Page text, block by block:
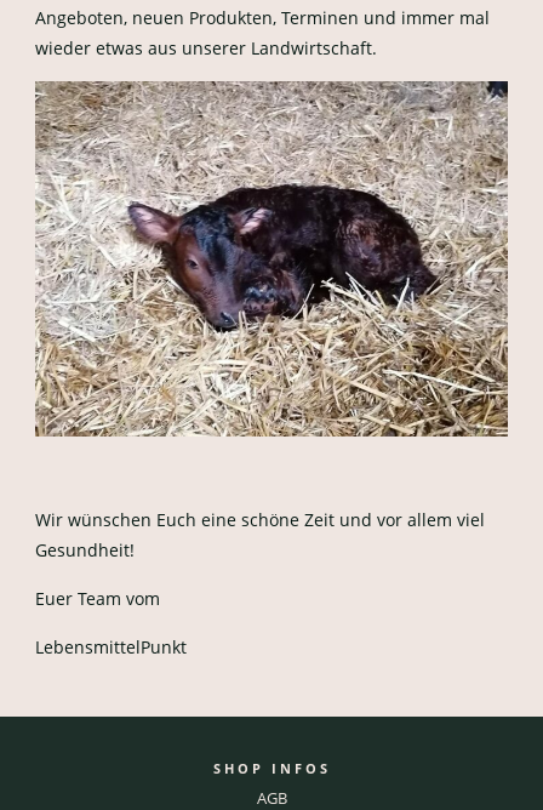
Angeboten, neuen Produkten, Terminen und immer mal
wieder etwas aus unserer Landwirtschaft.
Wir wünschen Euch eine schöne Zeit und vor allem viel
Gesundheit!
Euer Team vom
LebensmittelPunkt
SHOP INFOS
AGB